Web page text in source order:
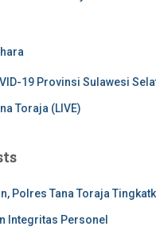
19 Provinsi Sulawesi
Toraja (LIVE)
Polres Tana Toraja
Integritas Personel